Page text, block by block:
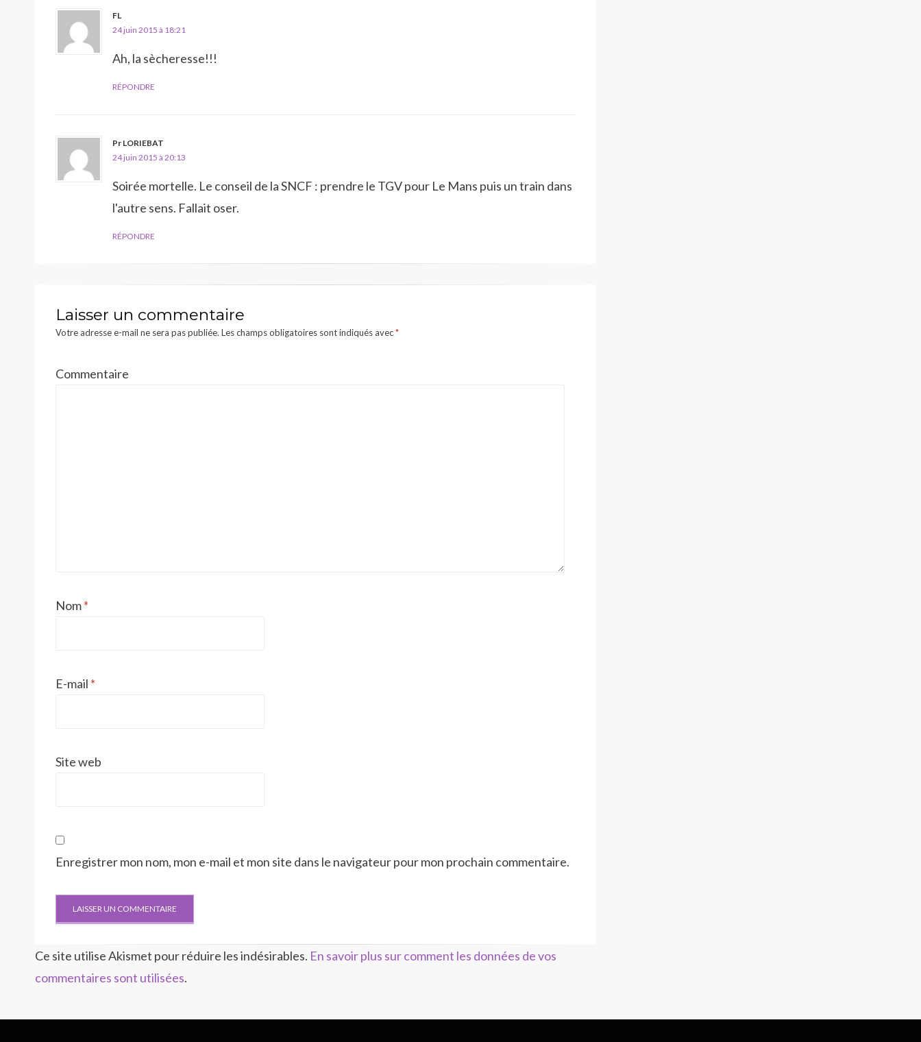
FL
24 juin 2015 à 18:21
Ah, la sècheresse!!!
RÉPONDRE
Pr LORIEBAT
24 juin 2015 à 20:13
Soirée mortelle. Le conseil de la SNCF : prendre le TGV pour Le Mans puis un train dans
l'autre sens. Fallait oser.
RÉPONDRE
Laisser un commentaire
Votre adresse e-mail ne sera pas publiée. Les champs obligatoires sont indiqués avec*
Commentaire
Nom*
E-mail *
Site web
Enregistrer mon nom, mon e-mail et mon site dans le navigateur pour mon prochain commentaire.
Ce site utilise Akismet pour réduire les indésirables. En savoir plus sur comment les données de vos
commentaires sont utilisées.